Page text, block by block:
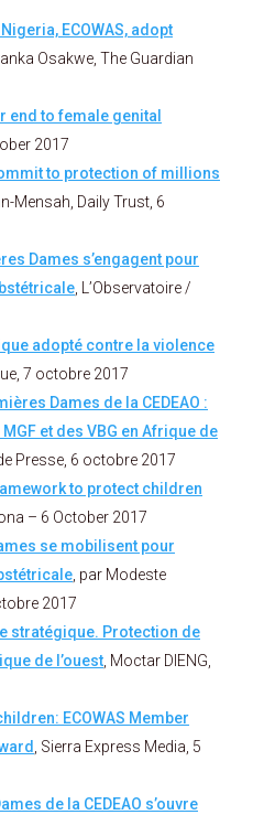
ECOWAS, adopt
Osakwe, The Guardian
end to female genital
2017
to protection of millions
Mensah, Daily Trust, 6
Dames s’engagent pour
, L’Observatoire /
adopté contre la violence
7 octobre 2017
Dames de la CEDEAO :
et des VBG en Afrique de
Presse, 6 octobre 2017
to protect children
– 6 October 2017
se mobilisent pour
, par Modeste
2017
stratégique. Protection de
de l’ouest , Moctar DIENG,
ECOWAS Member
, Sierra Express Media, 5
de la CEDEAO s’ouvre